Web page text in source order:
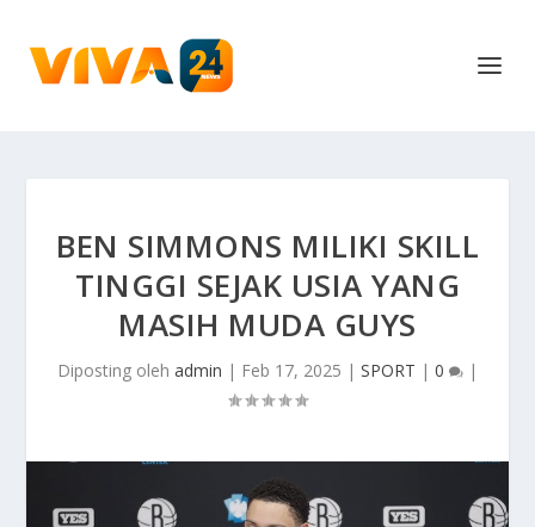
BEN SIMMONS MILIKI SKILL
TINGGI SEJAK USIA YANG
MASIH MUDA GUYS
Diposting oleh admin | Feb 17, 2025 | SPORT | 0 |